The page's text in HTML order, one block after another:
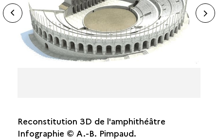
LA FAÇADE MONUMENTALE
LA SCÈNE
HISTORIQUE
LOCALISATION
DATATION
LES TERMES DE CLUNY
Reconstitution 3D de l'amphithéâtre
Infographie © A.-B. Pimpaud.